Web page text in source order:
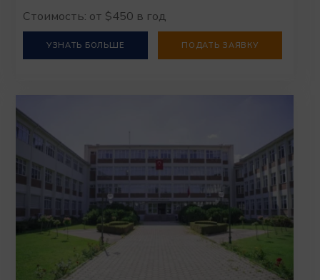
Стоимость: от $450 в год
УЗНАТЬ БОЛЬШЕ ПОДАТЬ ЗАЯВКУ